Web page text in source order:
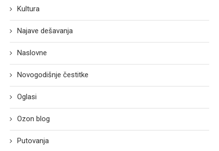
Kultura
Najave dešavanja
Naslovne
Novogodišnje čestitke
Oglasi
Ozon blog
Putovanja